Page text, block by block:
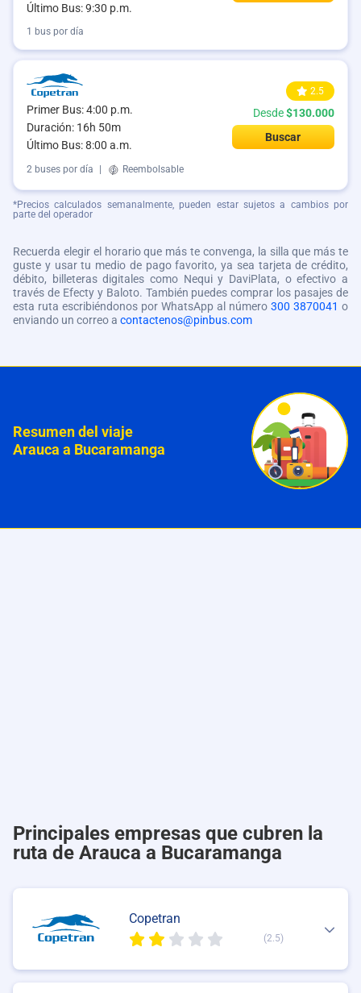
Último Bus: 9:30 p.m.
1 bus por día
Primer Bus: 4:00 p.m.
Duración: 16h 50m
Último Bus: 8:00 a.m.
2.5
Desde$130.000
Buscar
2 buses por día Reembolsable
*Precios calculados semanalmente, pueden estar sujetos a cambios por
parte del operador
Recuerda elegir el horario que más te convenga, la silla que más te
guste y usar tu medio de pago favorito, ya sea tarjeta de crédito,
débito, billeteras digitales como Nequi y DaviPlata, o efectivo a
través de Efecty y Baloto. También puedes comprar los pasajes de
esta ruta escribiéndonos por WhatsApp al número 300 3870041 o
enviando un correo a contactenos@pinbus.com
Resumen del viaje
Arauca a Bucaramanga
Principales empresas que cubren la
ruta de Arauca a Bucaramanga
Copetran
(2.5)